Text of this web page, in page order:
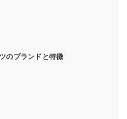
のブランドと特徴